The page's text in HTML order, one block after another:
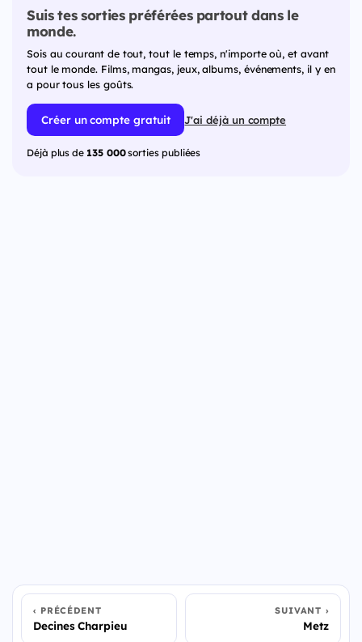
Suis tes sorties préférées partout dans le
monde.
Sois au courant de tout, tout le temps, n'importe où, et avant
tout le monde. Films, mangas, jeux, albums, événements, il y en
a pour tous les goûts.
Créer un compte gratuit J'ai déjà un compte
Déjà plus de 135 000sorties publiées
PRÉCÉDENT
Decines Charpieu
SUIVANT
Metz